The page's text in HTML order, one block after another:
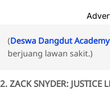
(Deswa Dangdut
berjuang lawan sakit.)
2. ZACK SNYDER: JUSTICE